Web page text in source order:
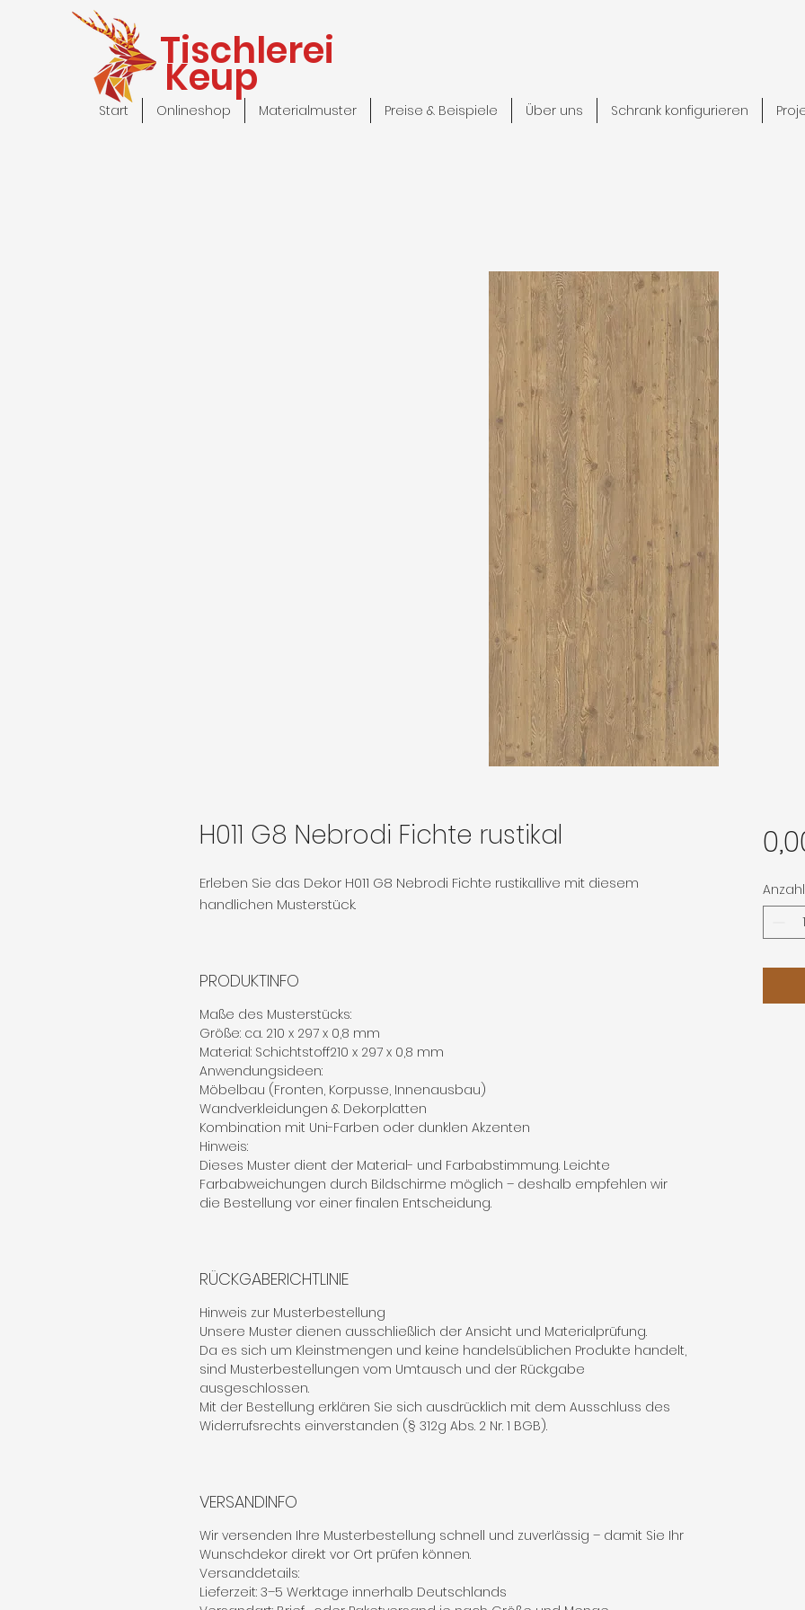
Keup
Tischlerei
Start Onlineshop Materialmuster Preise & Beispiele Über uns Schrank konfigurieren
H011 G8 Nebrodi Fichte rustikal
Erleben Sie das Dekor H011 G8 Nebrodi Fichte rustikallive mit diesem
handlichen Musterstück.
PRODUKTINFO
Maße des Musterstücks:
Größe: ca. 210 x 297 x 0,8 mm
Material: Schichtstoff210 x 297 x 0,8 mm
Anwendungsideen:
Möbelbau (Fronten, Korpusse, Innenausbau)
Wandverkleidungen & Dekorplatten
Kombination mit Uni-Farben oder dunklen Akzenten
Hinweis:
Dieses Muster dient der Material- und Farbabstimmung. Leichte
Farbabweichungen durch Bildschirme möglich – deshalb empfehlen wir
die Bestellung vor einer finalen Entscheidung.
RÜCKGABERICHTLINIE
Hinweis zur Musterbestellung
Unsere Muster dienen ausschließlich der Ansicht und Materialprüfung.
Da es sich um Kleinstmengen und keine handelsüblichen Produkte handelt,
sind Musterbestellungen vom Umtausch und der Rückgabe
ausgeschlossen.
Mit der Bestellung erklären Sie sich ausdrücklich mit dem Ausschluss des
Widerrufsrechts einverstanden (§ 312g Abs. 2 Nr. 1 BGB).
VERSANDINFO
Wir versenden Ihre Musterbestellung schnell und zuverlässig – damit Sie Ihr
Wunschdekor direkt vor Ort prüfen können.
Versanddetails:
Lieferzeit: 3–5 Werktage innerhalb Deutschlands
Anzahl